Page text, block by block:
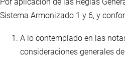
Sistema Armonizado 1 y 6, y
A lo contemplado en las
consideraciones generales